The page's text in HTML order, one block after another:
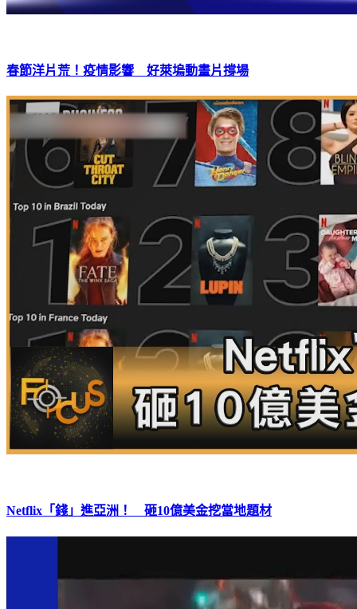
春節洋片荒！疫情影響 好萊塢動畫片撐場
Netflix「錢」進亞洲！ 砸10億美金挖當地題材